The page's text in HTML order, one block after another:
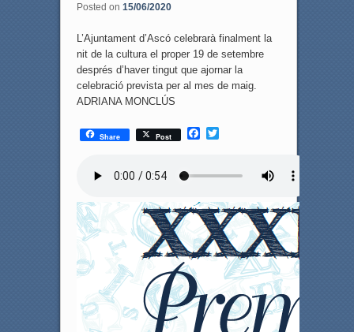
Posted on 15/06/2020
L’Ajuntament d’Ascó celebrarà finalment la
nit de la cultura el proper 19 de setembre
després d’haver tingut que ajornar la
celebració prevista per al mes de maig.
ADRIANA MONCLÚS
Share Post
F
o
k
T
r